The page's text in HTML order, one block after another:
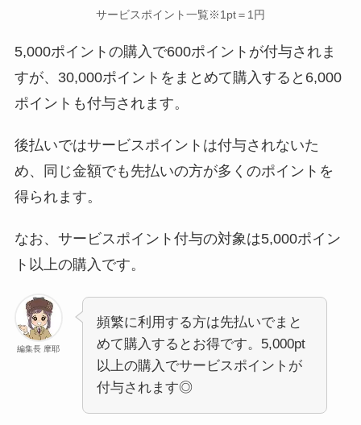
サービスポイント一覧※1pt＝1円
5,000ポイントの購入で600ポイントが付与されま
すが、30,000ポイントをまとめて購入すると6,000
ポイントも付与されます。
後払いではサービスポイントは付与されないた
め、同じ金額でも先払いの方が多くのポイントを
得られます。
なお、サービスポイント付与の対象は5,000ポイン
ト以上の購入です。
編集長 摩耶
頻繁に利用する方は先払いでまと
めて購入するとお得です。5,000pt
以上の購入でサービスポイントが
付与されます◎